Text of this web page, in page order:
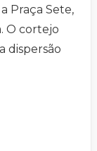
Praça Sete,
O cortejo
dispersão